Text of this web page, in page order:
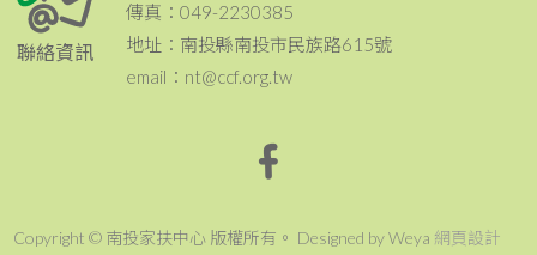
聯絡資訊
傳真：049-2230385
地址：南投縣南投市民族路615號
email：nt@ccf.org.tw
Copyright © 南投家扶中心 版權所有。 Designed by Weya 網頁設計